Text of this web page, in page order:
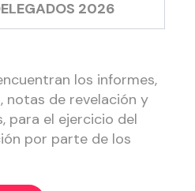
2026
los informes,
notas de revelación y
para el ejercicio del
por parte de los